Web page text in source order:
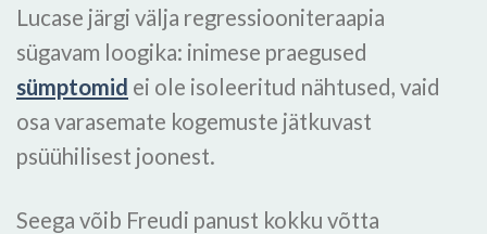
Lucase järgi välja regressiooniteraapia
sügavam loogika: inimese praegused
sümptomid ei ole isoleeritud nähtused, vaid
osa varasemate kogemuste jätkuvast
psüühilisest joonest.
Seega võib Freudi panust kokku võtta